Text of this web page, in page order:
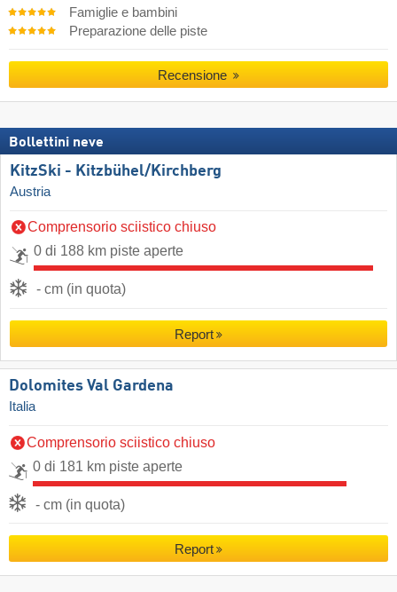
Famiglie e bambini
Preparazione delle piste
Recensione
Bollettini neve
KitzSki - Kitzbühel/​Kirchberg
Austria
Comprensorio sciistico chiuso
0 di 188 km piste aperte
- cm (in quota)
Report
Dolomites Val Gardena
Italia
Comprensorio sciistico chiuso
0 di 181 km piste aperte
- cm (in quota)
Report